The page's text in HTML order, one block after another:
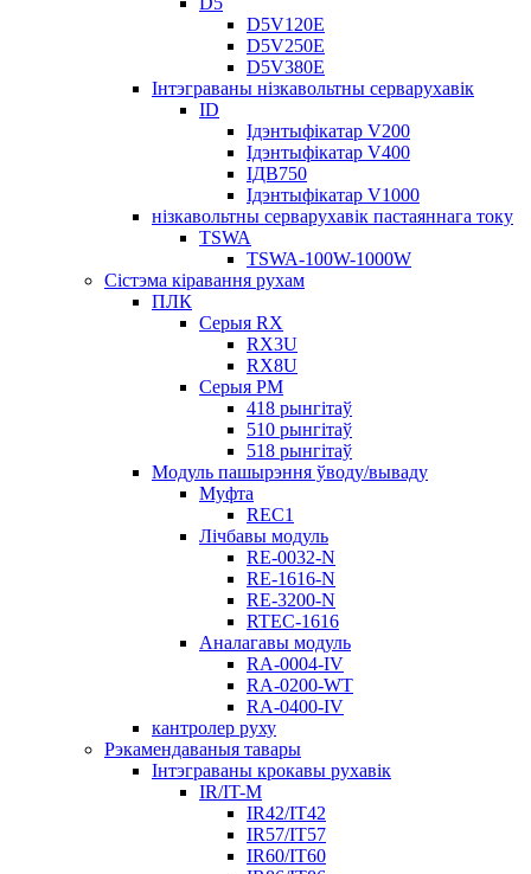
D5V120E
D5V250E
D5V380E
Інтэграваны нізкавольтны серварухавік
ID
Ідэнтыфікатар V200
Ідэнтыфікатар V400
ІДВ750
Ідэнтыфікатар V1000
нізкавольтны серварухавік пастаяннага току
TSWA
TSWA-100W-1000W
Сістэма кіравання рухам
ПЛК
Серыя RX
RX3U
RX8U
Серыя РМ
418 рынгітаў
510 рынгітаў
518 рынгітаў
Модуль пашырэння ўводу/вываду
Муфта
REC1
Лічбавы модуль
RE-0032-N
RE-1616-N
RE-3200-N
RTEC-1616
Аналагавы модуль
RA-0004-IV
RA-0200-WT
RA-0400-IV
кантролер руху
Рэкамендаваныя тавары
Інтэграваны крокавы рухавік
IR/IT-M
IR42/IT42
IR57/IT57
IR60/IT60